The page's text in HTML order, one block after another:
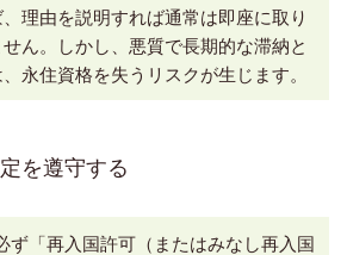
理由を説明すれば通常は即座に取り
ん。しかし、悪質で長期的な滞納と
永住資格を失うリスクが生じます。
を遵守する
ず「再入国許可（またはみなし再入国